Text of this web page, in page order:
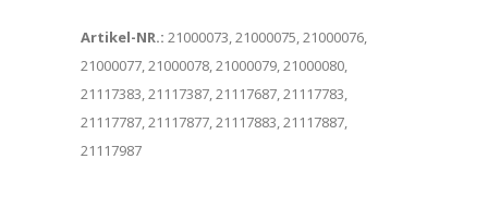
Artikel-NR.: 21000073, 21000075, 21000076,
21000077, 21000078, 21000079, 21000080,
21117383, 21117387, 21117687, 21117783,
21117787, 21117877, 21117883, 21117887,
21117987